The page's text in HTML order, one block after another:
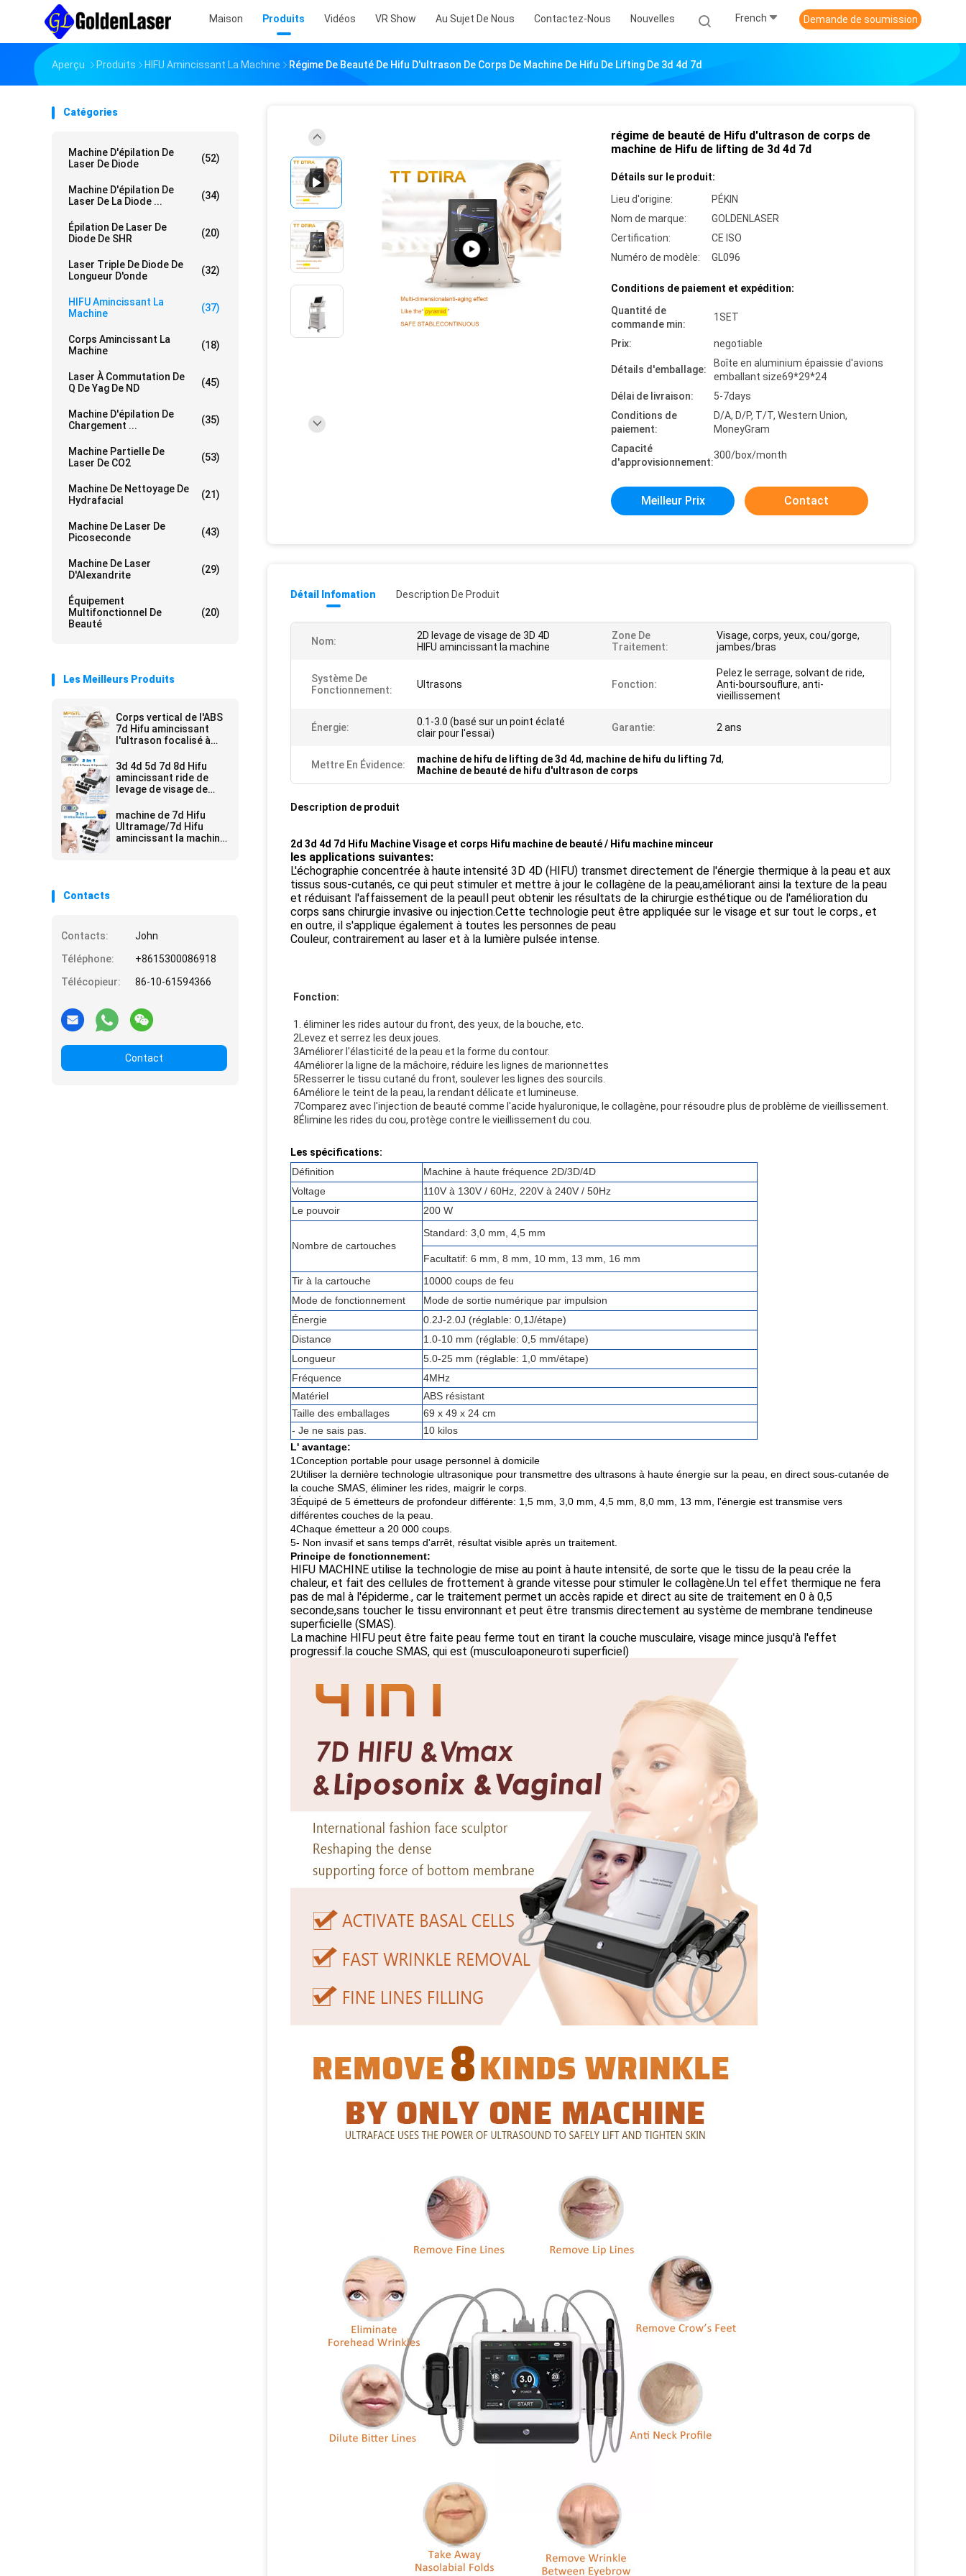
Maison Produits Vidéos VR Show Au Sujet De Nous Contactez-Nous Nouvelles French Demande de soumission
Aperçu Produits HIFU Amincissant La Machine Régime De Beauté De Hifu D'ultrason De Corps De Machine De Hifu De Lifting De 3d 4d 7d
Catégories
Machine D'épilation De
Laser De Diode
(52)
Machine D'épilation De
Laser De La Diode ...
(34)
Épilation De Laser De
Diode De SHR
(20)
Laser Triple De Diode De
Longueur D'onde
(32)
HIFU Amincissant La
Machine
(37)
Corps Amincissant La
Machine
(18)
Laser À Commutation De
Q De Yag De ND
(45)
Machine D'épilation De
Chargement ...
(35)
Machine Partielle De
Laser De CO2
(53)
Machine De Nettoyage De
Hydrafacial
(21)
Machine De Laser De
Picoseconde
(43)
Machine De Laser
D'Alexandrite
(29)
Équipement
Multifonctionnel De
Beauté
(20)
Les Meilleurs Produits
Corps vertical de l'ABS
7d Hifu amincissant
l'ultrason focalisé à
machine
3d 4d 5d 7d 8d Hifu
amincissant ride de
levage de visage de
machine de 7d Hifu
Ultramage/7d Hifu
amincissant la machine
Contacts
Contacts:
John
Téléphone:
+8615300086918
Télécopieur:
86-10-61594366
Contact
régime de beauté de Hifu d'ultrason de corps de
machine de Hifu de lifting de 3d 4d 7d
Détails sur le produit:
Lieu d'origine:
PÉKIN
Nom de marque:
GOLDENLASER
Certification:
CE ISO
Numéro de modèle:
GL096
Conditions de paiement et expédition:
Quantité de
commande min:
1SET
Prix: negotiable
Détails d'emballage:
Boîte en aluminium épaissie d'avions
emballant size69*29*24
Délai de livraison:
5-7days
Conditions de
paiement:
D/A, D/P, T/T, Western Union,
MoneyGram
Capacité
d'approvisionnement:
300/box/month
Meilleur Prix Contact
Détail Infomation Description De Produit
Nom:
2D levage de visage de 3D 4D
HIFU amincissant la machine
Zone De
Traitement:
Visage, corps, yeux, cou/gorge,
jambes/bras
Système De
Fonctionnement:
Ultrasons Fonction:
Pelez le serrage, solvant de ride,
Anti-boursouflure, anti-
vieillissement
Énergie:
0.1-3.0 (basé sur un point éclaté
clair pour l'essai)
Garantie: 2 ans
Mettre En Évidence: machine de hifu de lifting de 3d 4d, machine de hifu du lifting 7d,
Machine de beauté de hifu d'ultrason de corps
Description de produit
2d 3d 4d 7d Hifu Machine Visage et corps Hifu machine de beauté / Hifu machine minceur
les applications suivantes:
L'échographie concentrée à haute intensité 3D 4D (HIFU) transmet directement de l'énergie thermique à la peau et aux
tissus sous-cutanés, ce qui peut stimuler et mettre à jour le collagène de la peau,améliorant ainsi la texture de la peau
et réduisant l'affaissement de la peauIl peut obtenir les résultats de la chirurgie esthétique ou de l'amélioration du
corps sans chirurgie invasive ou injection.Cette technologie peut être appliquée sur le visage et sur tout le corps., et
en outre, il s'applique également à toutes les personnes de peau
Couleur, contrairement au laser et à la lumière pulsée intense.
Fonction:
1. éliminer les rides autour du front, des yeux, de la bouche, etc.
2Levez et serrez les deux joues.
3Améliorer l'élasticité de la peau et la forme du contour.
4Améliorer la ligne de la mâchoire, réduire les lignes de marionnettes
5Resserrer le tissu cutané du front, soulever les lignes des sourcils.
6Améliore le teint de la peau, la rendant délicate et lumineuse.
7Comparez avec l'injection de beauté comme l'acide hyaluronique, le collagène, pour résoudre plus de problème de vieillissement.
8Élimine les rides du cou, protège contre le vieillissement du cou.
Les spécifications:
Définition
Machine à haute fréquence 2D/3D/4D
Voltage
110V à 130V / 60Hz, 220V à 240V / 50Hz
Le pouvoir
200 W
Nombre de cartouches
Standard: 3,0 mm, 4,5 mm
Facultatif: 6 mm, 8 mm, 10 mm, 13 mm, 16 mm
Tir à la cartouche
10000 coups de feu
Mode de fonctionnement
Mode de sortie numérique par impulsion
Énergie
0.2J-2.0J (réglable: 0,1J/étape)
Distance
1.0-10 mm (réglable: 0,5 mm/étape)
Longueur
5.0-25 mm (réglable: 1,0 mm/étape)
Fréquence
4MHz
Matériel
ABS résistant
Taille des emballages
69 x 49 x 24 cm
- Je ne sais pas.
10 kilos
L' avantage:
1Conception portable pour usage personnel à domicile
2Utiliser la dernière technologie ultrasonique pour transmettre des ultrasons à haute énergie sur la peau, en direct sous-cutanée de
la couche SMAS, éliminer les rides, maigrir le corps.
3Équipé de 5 émetteurs de profondeur différente: 1,5 mm, 3,0 mm, 4,5 mm, 8,0 mm, 13 mm, l'énergie est transmise vers
différentes couches de la peau.
4Chaque émetteur a 20 000 coups.
5- Non invasif et sans temps d'arrêt, résultat visible après un traitement.
Principe de fonctionnement:
HIFU MACHINE utilise la technologie de mise au point à haute intensité, de sorte que le tissu de la peau crée la
chaleur, et fait des cellules de frottement à grande vitesse pour stimuler le collagène.Un tel effet thermique ne fera
pas de mal à l'épiderme., car le traitement permet un accès rapide et direct au site de traitement en 0 à 0,5
seconde,sans toucher le tissu environnant et peut être transmis directement au système de membrane tendineuse
superficielle (SMAS).
La machine HIFU peut être faite peau ferme tout en tirant la couche musculaire, visage mince jusqu'à l'effet
progressif.la couche SMAS, qui est (musculoaponeuroti superficiel)